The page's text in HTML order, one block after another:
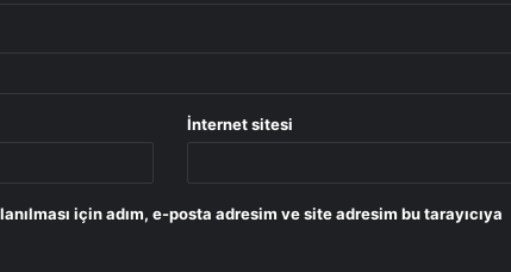
İnternet sitesi
için adım, e-posta adresim ve site adresim bu tarayıcıya